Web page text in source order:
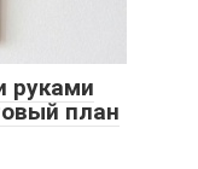
руками
план